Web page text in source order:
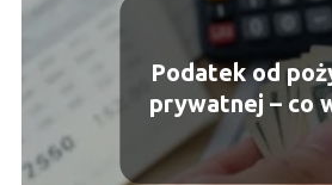
Podatek od
prywatnej – co
wiedzieć?